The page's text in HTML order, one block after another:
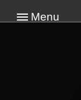
Menu